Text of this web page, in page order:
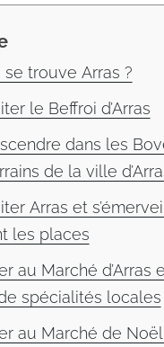
se trouve Arras ?
le Beffroi d’Arras
dans les
de la ville
Arras et
les places
au Marché d’Arras
spécialités locales
au Marché de Noël